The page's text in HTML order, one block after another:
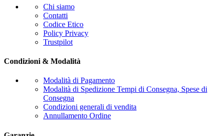
Chi siamo
Contatti
Codice Etico
Policy Privacy
Trustpilot
Condizioni & Modalità
Modalità di Pagamento
Modalità di Spedizione Tempi di Consegna, Spese di
Consegna
Condizioni generali di vendita
Annullamento Ordine